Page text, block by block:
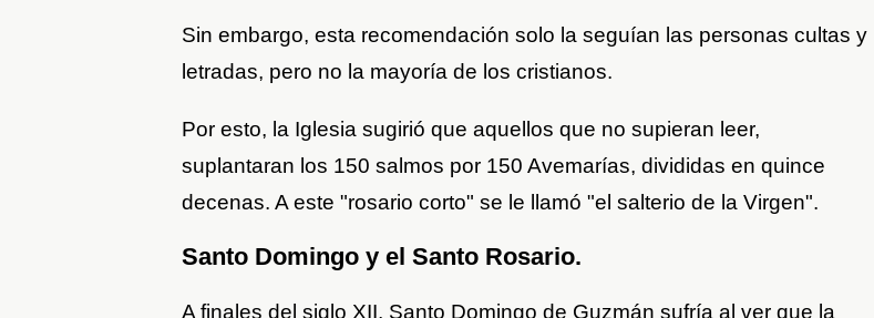
Sin embargo, esta recomendación solo la seguían las personas cultas y
letradas, pero no la mayoría de los cristianos.
Por esto, la Iglesia sugirió que aquellos que no supieran leer,
suplantaran los 150 salmos por 150 Avemarías, divididas en quince
decenas. A este "rosario corto" se le llamó "el salterio de la Virgen".
Santo Domingo y el Santo Rosario.
A finales del siglo XII, Santo Domingo de Guzmán sufría al ver que la